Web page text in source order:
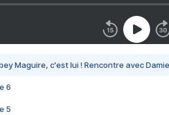
Maguire, c'est lui ! Rencontre avec
6
5